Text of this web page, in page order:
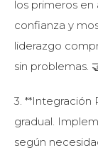
los primeros
confianza y
liderazgo
sin problemas.
3. **Integración
gradual.
según